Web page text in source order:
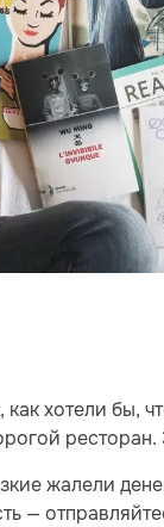
хотели бы,
жалели
—